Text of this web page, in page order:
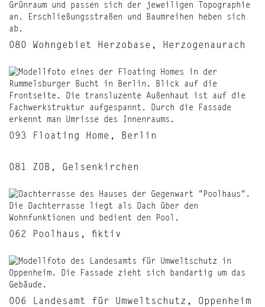
080 Wohngebiet Herzobase, Herzogenaurach
093 Floating Home, Berlin
081 ZOB, Gelsenkirchen
062 Poolhaus, fiktiv
006 Landesamt für Umweltschutz, Oppenheim